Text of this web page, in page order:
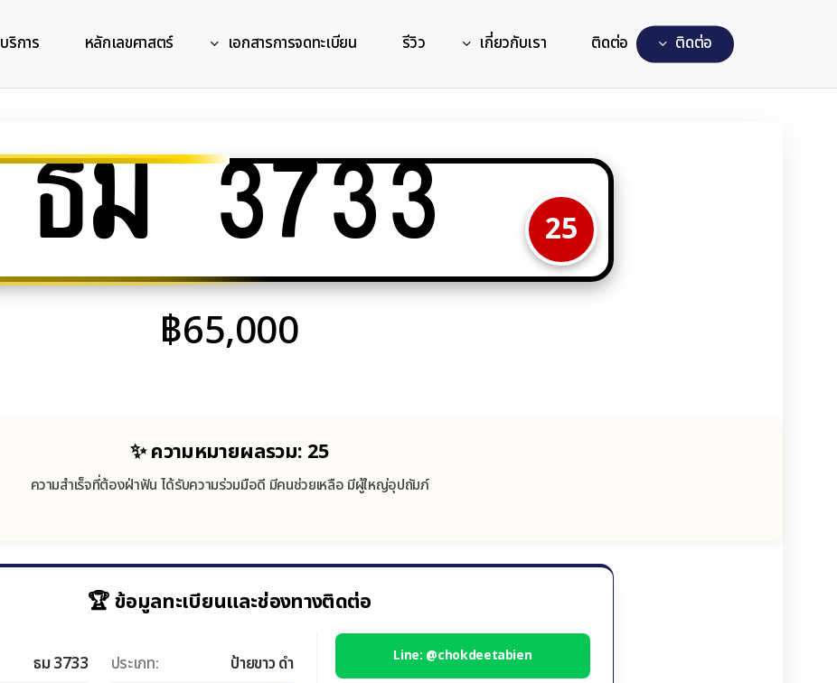
บริการ หลักเลขศาสตร์ เอกสารการจดทะเบียน รีวิว เกี่ยวกับเรา ติดต่อ ตดตอ
ธม 3733 25
฿65,000
✨ ความหมายผลรวม: 25
ความสำเร็จที่ต้องฝ่าฟัน ได้รับความร่วมมือดี มีคนช่วยเหลือ มีผู้ใหญ่อุปถัมภ์
🏆 ข้อมูลทะเบียนและช่องทางติดต่อ
ธม 3733
ประเภท:
ป้ายขาว ดำ
Line: @chokdeetabien